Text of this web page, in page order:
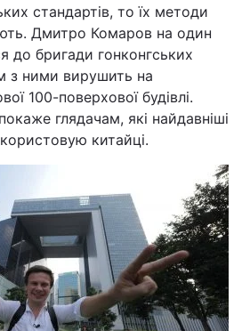
стандартів, то їх методи
Дмитро Комаров на один
до бригади гонконгських
з ними вирушить на
100-поверхової будівлі.
глядачам, які найдавніші
китайці.